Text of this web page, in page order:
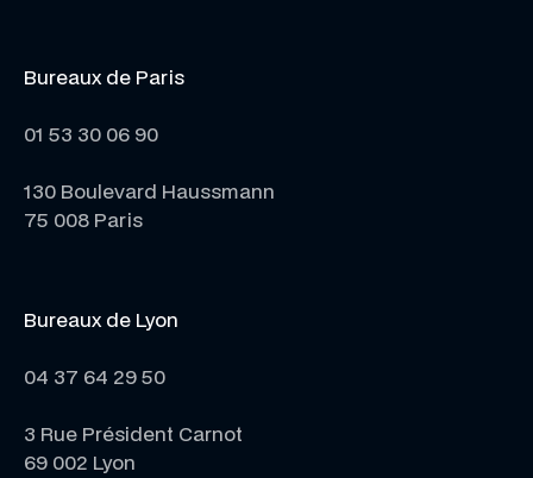
Bureaux de Paris
01 53 30 06 90
130 Boulevard Haussmann
75 008 Paris
Bureaux de Lyon
04 37 64 29 50
3 Rue Président Carnot
69 002 Lyon